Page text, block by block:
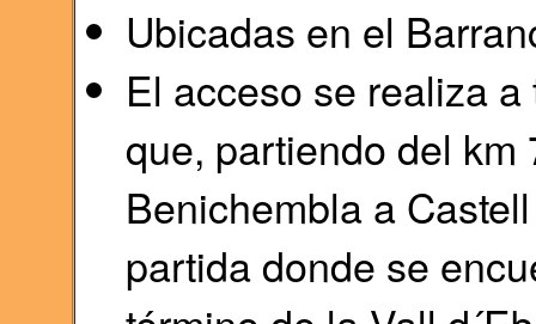
Ubicadas en el
El acceso se realiza
que, partiendo del km
Benichembla a
partida donde se